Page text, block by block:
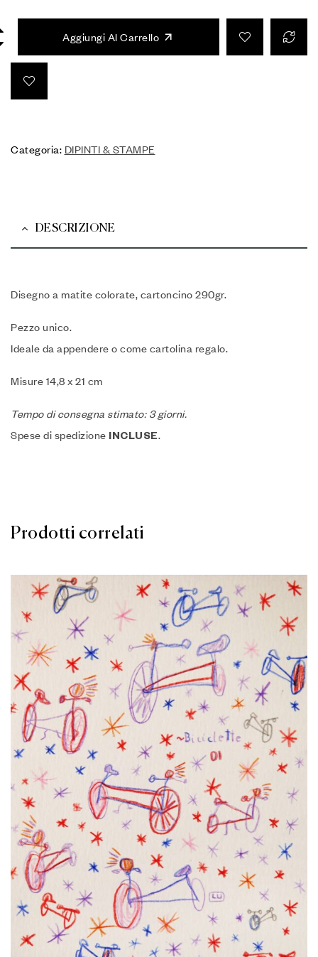
Aggiungi Al Carrello
Categoria: DIPINTI & STAMPE
DESCRIZIONE
Disegno a matite colorate, cartoncino 290gr.
Pezzo unico.
Ideale da appendere o come cartolina regalo.
Misure 14,8 x 21 cm
Tempo di consegna stimato: 3 giorni.
Spese di spedizione INCLUSE.
Prodotti correlati